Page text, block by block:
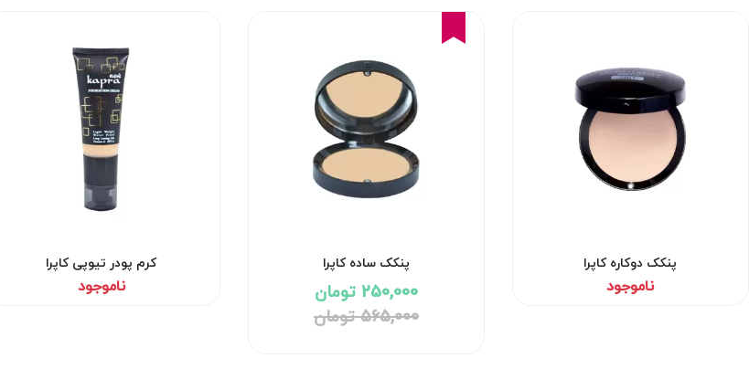
پنکک دوکاره کاپرا
ناموجود
پنکک ساده کاپرا
250,000 تومان
565,000 تومان
کرم پودر تیوپی کاپرا
ناموجود